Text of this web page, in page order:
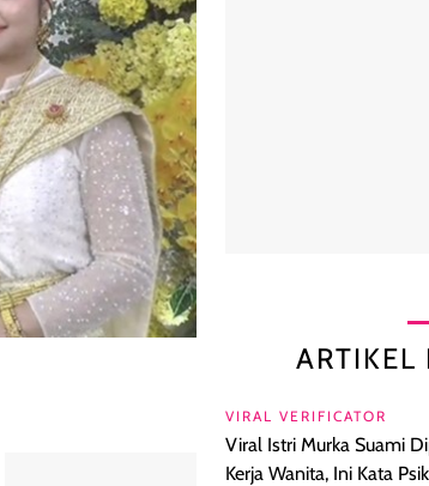
ARTIKEL
VIRAL VERIFICATOR
Viral Istri Murka Suami
Kerja Wanita, Ini Kata